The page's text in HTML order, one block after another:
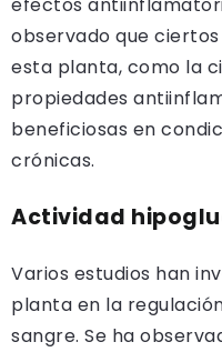
observado que
esta planta, como la
propiedades
beneficiosas en
crónicas.
Actividad
Varios estudios han
planta en la
sangre. Se ha